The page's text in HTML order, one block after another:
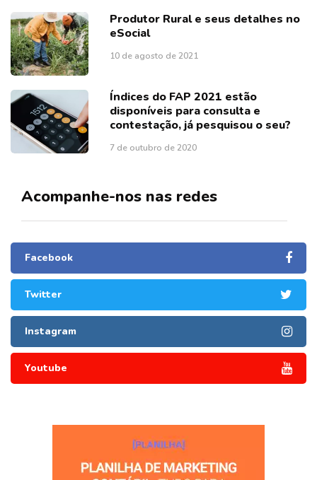
Produtor Rural e seus detalhes no
eSocial
10 de agosto de 2021
Índices do FAP 2021 estão
disponíveis para consulta e
contestação, já pesquisou o seu?
7 de outubro de 2020
Acompanhe-nos nas redes
Facebook
Twitter
Instagram
Youtube